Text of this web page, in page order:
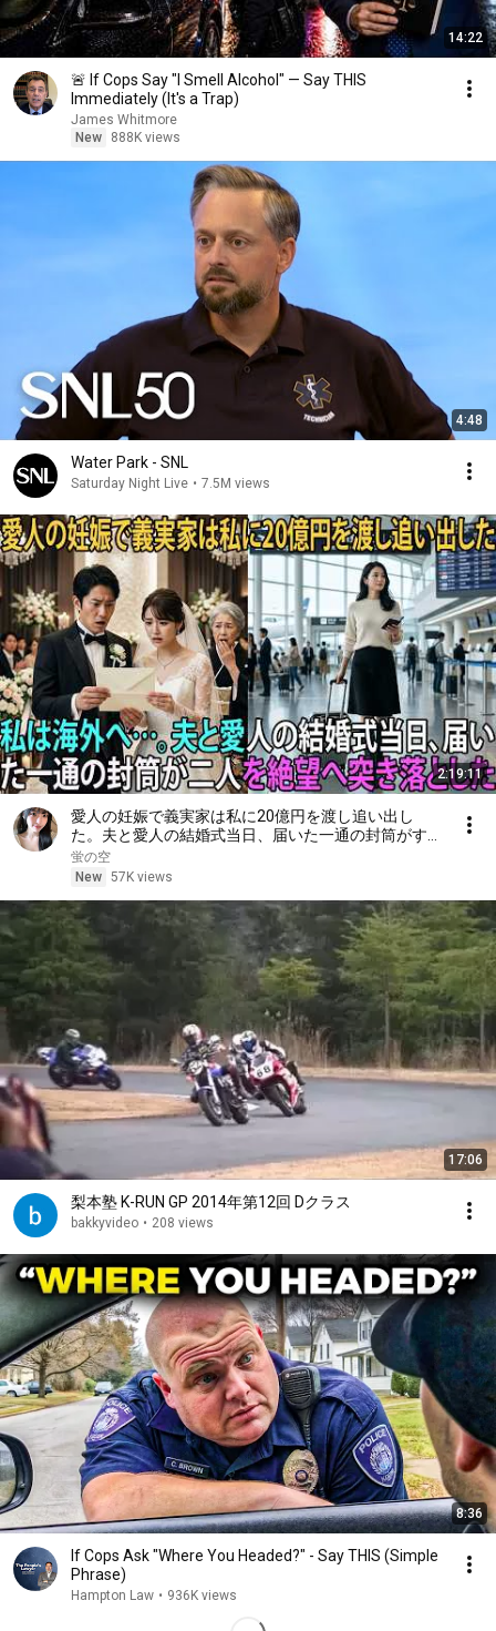
14:22
🚨 If Cops Say "I Smell Alcohol" — Say THIS
Immediately (It's a Trap)
James Whitmore
New
888K views
4:48
Water Park - SNL
Saturday Night Live • 7.5M views
2:19:11
愛人の妊娠で義実家は私に20億円を渡し追い出し
た。夫と愛人の結婚式当日、届いた一通の封筒がすべ
てを終わらせた――| 感動する話 | スカッとする話
蛍の空
New 57K views
17:06
梨本塾 K-RUN GP 2014年第12回 Dクラス
bakkyvideo • 208 views
8:36
If Cops Ask "Where You Headed?" - Say THIS (Simple
Phrase)
Hampton Law • 936K views